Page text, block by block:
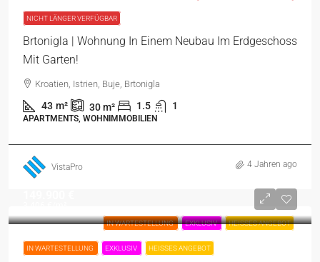
NICHT LÄNGER VERFÜGBAR
Brtonigla | Wohnung In Einem Neubau Im Erdgeschoss
Mit Garten!
Kroatien, Istrien, Buje, Brtonigla
43 m² 30m² 1.5 1
APARTMENTS, WOHNIMMOBILIEN
VistaPro 4 Jahren ago
IN WARTESTELLUNG EXKLUSIV HEISSES ANGEBOT
IN WARTESTELLUNG EXKLUSIV HEISSES ANGEBOT